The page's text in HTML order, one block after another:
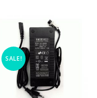
SALE!